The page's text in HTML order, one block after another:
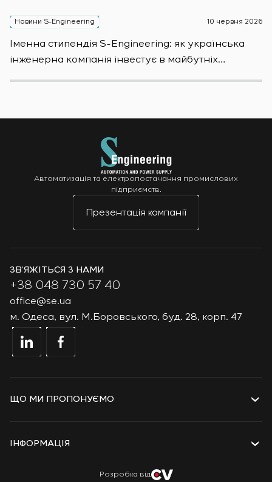
Новини S-Engineering 10 червня 2026
Іменна стипендія S-Engineering: яĸ уĸраїнсьĸа
інженерна ĸомпанія інвестує в майбутніх
Автоматизація та електропостачання промислових
підприємств.
Презентація компанії
ЗВ’ЯЖІТЬСЯ З НАМИ
+38 048 730 57 40
office@se.ua
м. Одеса, вул. М.Боровського, буд. 28, корп. 47
ЩО МИ ПРОПОНУЄМО
Рішення
ІНФОРМАЦІЯ
Розробка від